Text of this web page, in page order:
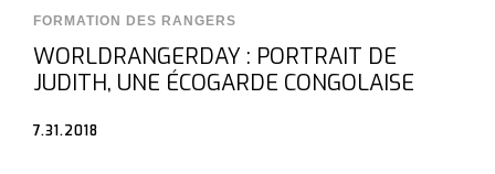
FORMATION DES RANGERS
WORLDRANGERDAY : PORTRAIT DE
JUDITH, UNE ÉCOGARDE CONGOLAISE
7.31.2018